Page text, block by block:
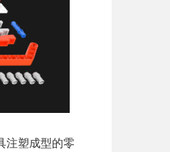
注塑成型的零